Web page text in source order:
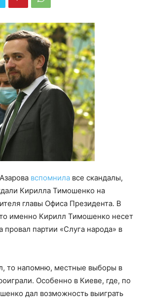
вспомнила все скандалы,
Кирилла Тимошенко на
главы Офиса Президента. В
именно Кирилл Тимошенко несет
провал партии «Слуга народа» в
то напомню, местные выборы в
Особенно в Киеве, где, по
дал возможность выиграть